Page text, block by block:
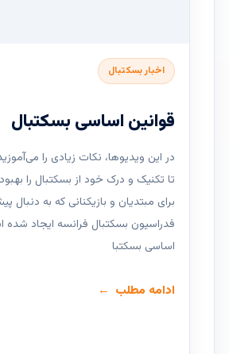
اخبار بسکتبال
قوانین اساسی بسکتبال
در این ویدیوها، نکات زیادی را
تا تکنیک و درک خود از بسکتبال را
برای مبتدیان و بازیکنانی که به
فدراسیون بسکتبال فرانسه ایجاد شده
اساسی بسکتبا
ادامه مطلب